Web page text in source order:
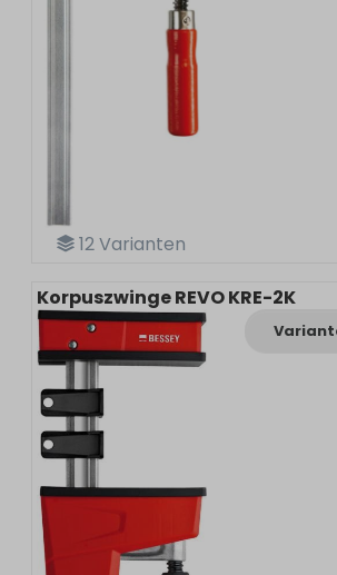
12Varianten
Korpuszwinge REVO KRE-2K